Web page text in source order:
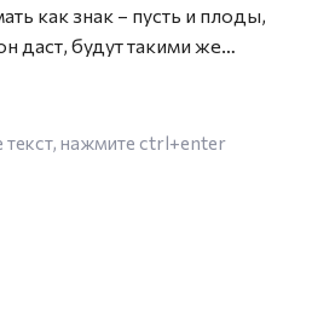
как знак – пусть и плоды,
даст, будут такими же…
нажмите ctrl+enter